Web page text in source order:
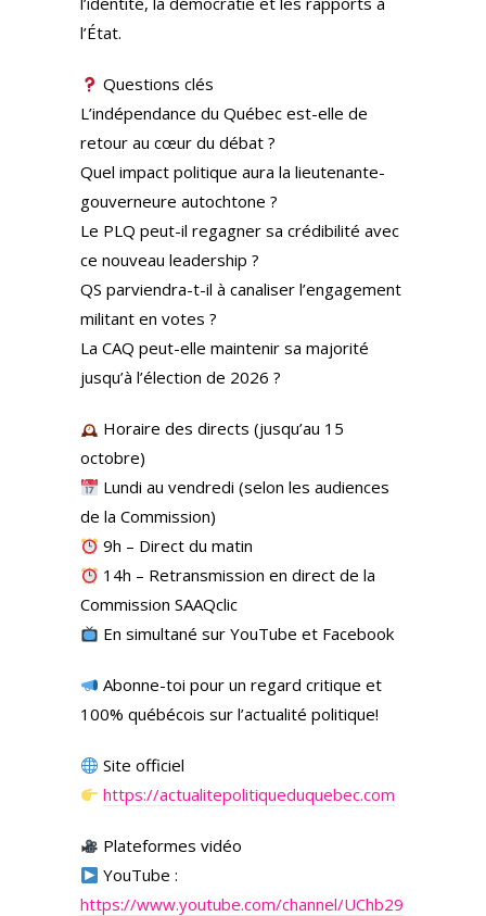
l’État.
Questions clés
L’indépendance du Québec est-elle de
retour au cœur du débat ?
Quel impact politique aura la lieutenante-
gouverneure autochtone ?
Le PLQ peut-il regagner sa crédibilité avec
ce nouveau leadership ?
QS parviendra-t-il à canaliser l’engagement
militant en votes ?
La CAQ peut-elle maintenir sa majorité
jusqu’à l’élection de 2026 ?
Horaire des directs (jusqu’au 15
octobre)
Lundi au vendredi (selon les audiences
de la Commission)
9h – Direct du matin
14h – Retransmission en direct de la
Commission SAAQclic
En simultané sur YouTube et Facebook
Abonne-toi pour un regard critique et
100% québécois sur l’actualité politique!
Site officiel
https://actualitepolitiqueduquebec.com
Plateformes vidéo
YouTube :
https://www.youtube.com/channel/UChb29